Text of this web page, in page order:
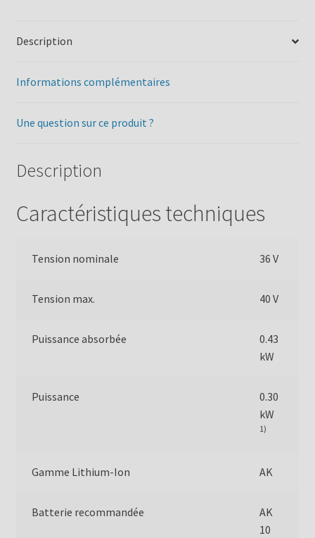
Description
Informations complémentaires
Une question sur ce produit ?
Description
Caractéristiques techniques
Tension nominale 36 V
Tension max. 40 V
Puissance absorbée
0.43
kW
Puissance
0.30
kW
1)
Gamme Lithium-Ion AK
Batterie recommandée
AK
10